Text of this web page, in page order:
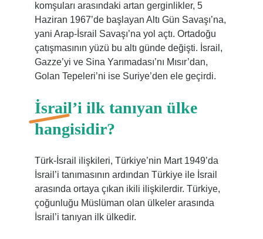
komşuları arasındaki artan gerginlikler, 5
Haziran 1967’de başlayan Altı Gün Savaşı’na,
yani Arap-İsrail Savaşı’na yol açtı. Ortadoğu
çatışmasının yüzü bu altı günde değişti. İsrail,
Gazze’yi ve Sina Yarımadası’nı Mısır’dan,
Golan Tepeleri’ni ise Suriye’den ele geçirdi.
İsrail’i ilk tanıyan ülke
hangisidir?
Türk-İsrail ilişkileri, Türkiye’nin Mart 1949’da
İsrail’i tanımasının ardından Türkiye ile İsrail
arasında ortaya çıkan ikili ilişkilerdir. Türkiye,
çoğunluğu Müslüman olan ülkeler arasında
İsrail’i tanıyan ilk ülkedir.